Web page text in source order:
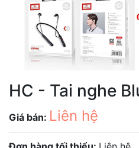
HC - Tai nghe
Giá bán: Liên hệ